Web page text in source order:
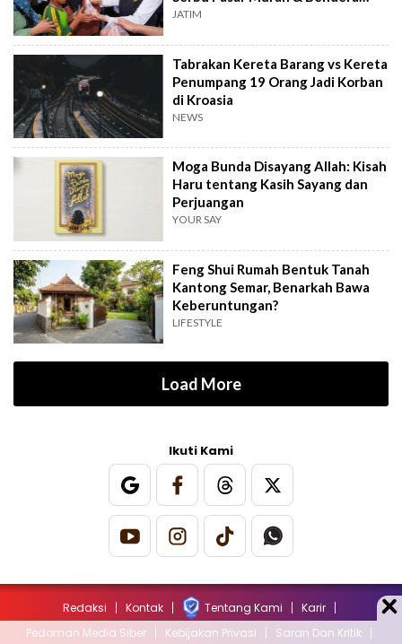
Merah Putih
JATIM
Tabrakan Kereta Barang vs Kereta
Penumpang 19 Orang Jadi Korban
di Kroasia
NEWS
Moga Bunda Disayang Allah: Kisah
Haru tentang Kasih Sayang dan
Perjuangan
YOUR SAY
Feng Shui Rumah Bentuk Tanah
Kantong Semar, Benarkah Bawa
Keberuntungan?
LIFESTYLE
Load More
Ikuti Kami
Redaksi Kontak Tentang Kami
Karir
Pedoman Media Siber
Kebijakan Privasi Saran Dan Kritik